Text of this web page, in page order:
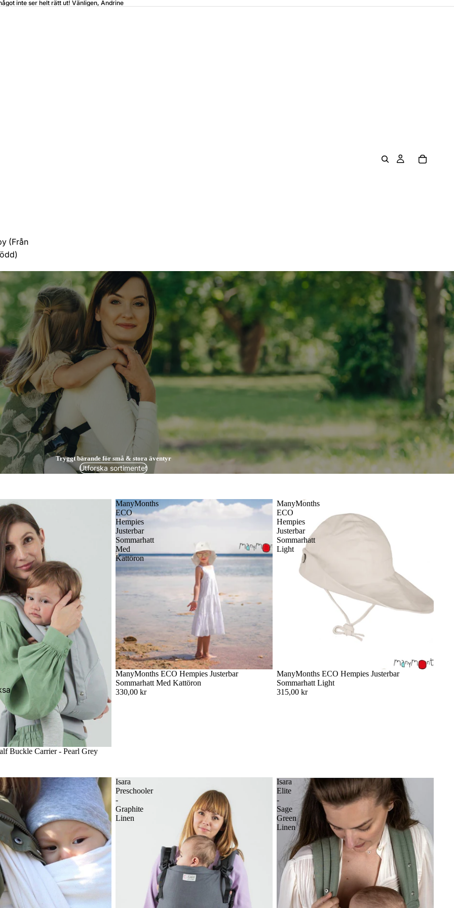
inte ser helt rätt ut! Vänligen, Andrine
(Från
Badsjal
ar
Tryggt bärande för små & stora äventyr
Utforska sortimentet
Buckle Carrier - Pearl Grey
ManyMonths
ECO
Hempies
Justerbar
Sommarhatt
Med
Kattöron
ManyMonths ECO Hempies Justerbar
Sommarhatt Med Kattöron
330,00 kr
ManyMonths
ECO
Hempies
Justerbar
Sommarhatt
Light
ManyMonths ECO Hempies Justerbar
Sommarhatt Light
315,00 kr
Isara
Preschooler
-
Graphite
Linen
Isara
Elite
-
Sage
Green
Linen